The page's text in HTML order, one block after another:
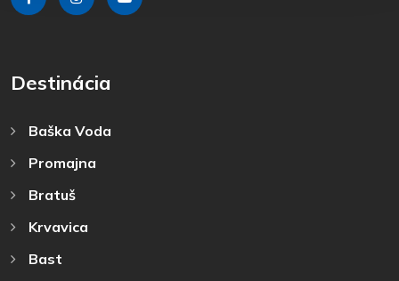
Destinácia
Baška Voda
Promajna
Bratuš
Krvavica
Bast